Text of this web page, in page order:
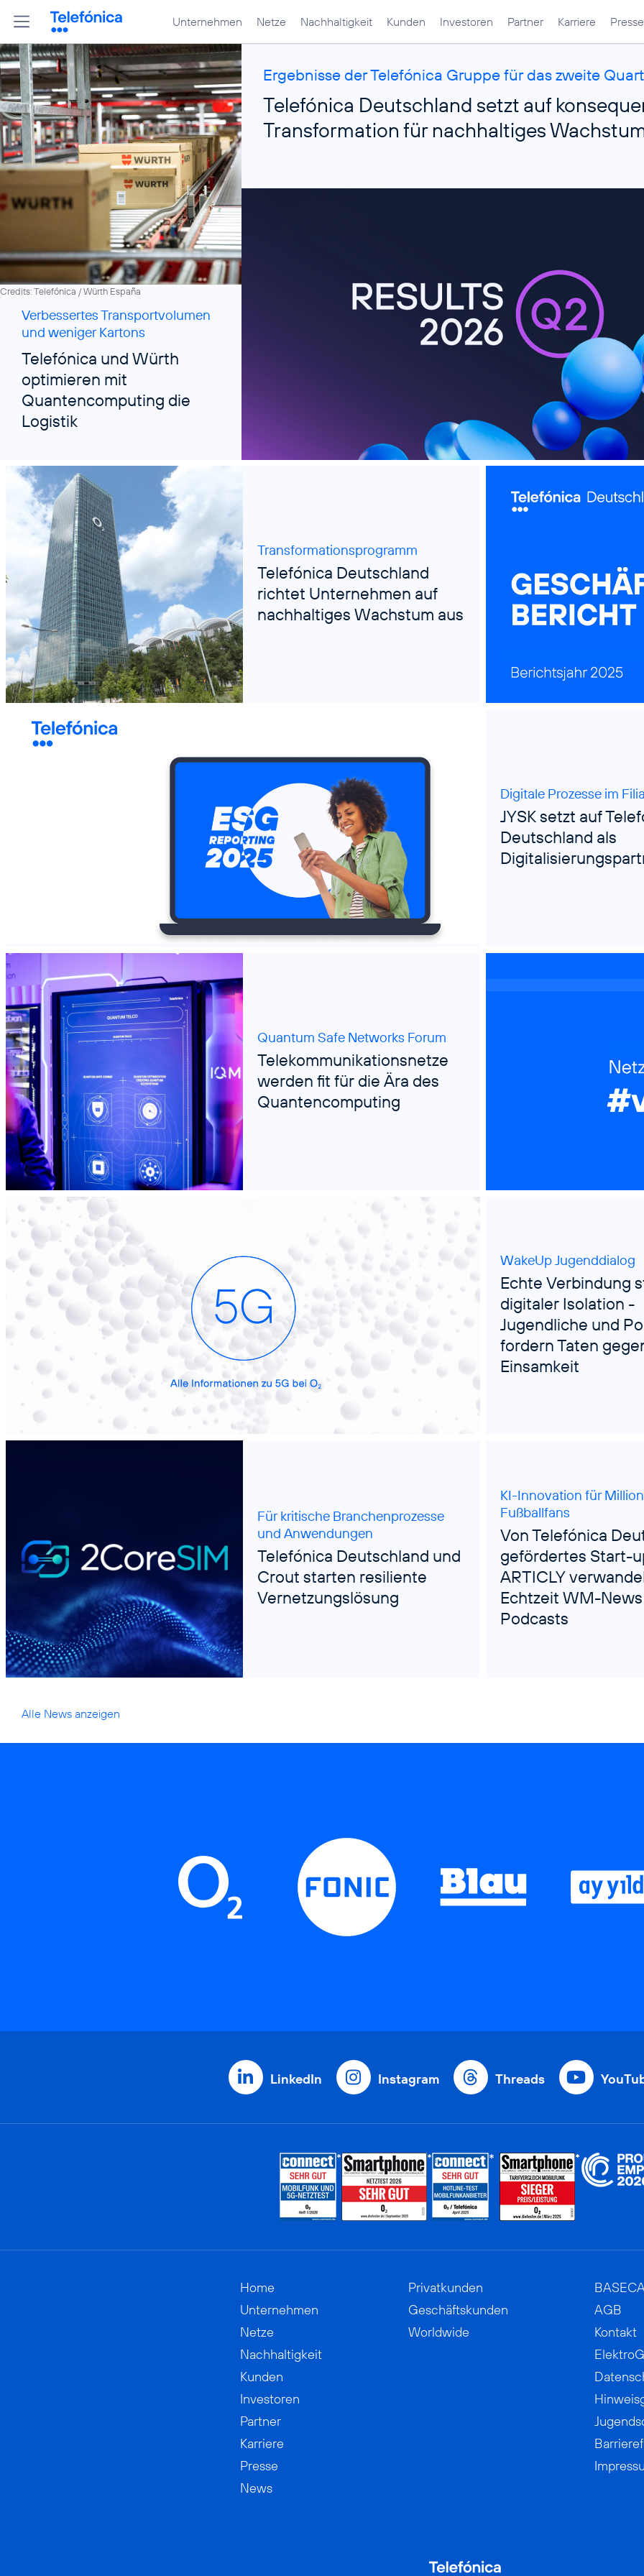
Unternehmen Netze Nachhaltigkeit Kunden Investoren Partner Karriere Presse
Ergebnisse der Telefónica Gruppe für das zweite
Telefónica Deutschland setzt auf
Transformation für nachhaltiges
Verbessertes Transportvolumen
und weniger Kartons
Telefónica und Würth
optimieren mit
Quantencomputing die
Logistik
Credits: Telefónica / Würth España
Transformationsprogramm
Telefónica Deutschland
richtet Unternehmen auf
nachhaltiges Wachstum aus
Digitale Prozesse im
JYSK setzt auf
Deutschland als
Quantum Safe Networks Forum
Telekommunikationsnetze
werden fit für die Ära des
Quantencomputing
WakeUp Jugenddialog
Echte Verbindung
digitaler Isolation -
Jugendliche und
fordern Taten
Einsamkeit
Für kritische Branchenprozesse
und Anwendungen
Telefónica Deutschland und
Crout starten resiliente
Vernetzungslösung
KI-Innovation für
Fußballfans
Von Telefónica
gefördertes Start-
ARTICLY
Echtzeit WM-
Podcasts
Alle News anzeigen
LinkedIn Instagram Threads
Home
Unternehmen
Netze
Nachhaltigkeit
Kunden
Investoren
Partner
Karriere
Presse
News
Privatkunden
Geschäftskunden
Worldwide
AGB
Kontakt